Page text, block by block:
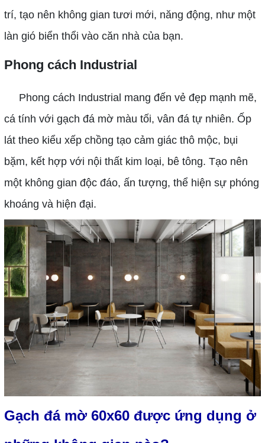
trí, tạo nên không gian tươi mới, năng động, như một
làn gió biển thổi vào căn nhà của bạn.
Phong cách Industrial
Phong cách Industrial mang đến vẻ đẹp mạnh mẽ,
cá tính với gạch đá mờ màu tối, vân đá tự nhiên. Ốp
lát theo kiểu xếp chồng tạo cảm giác thô mộc, bụi
bặm, kết hợp với nội thất kim loại, bê tông. Tạo nên
một không gian độc đáo, ấn tượng, thể hiện sự phóng
khoáng và hiện đại.
Gạch đá mờ 60x60 được ứng dụng ở